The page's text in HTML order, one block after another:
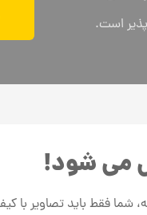
است.
می شود!